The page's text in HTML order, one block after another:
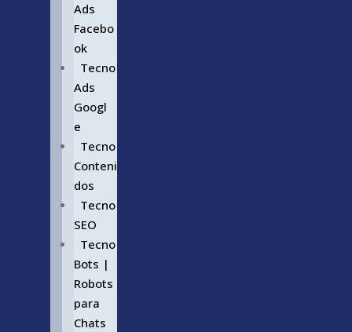
Ads
Facebo
ok
Tecno
Ads
Googl
e
Tecno
Conteni
dos
Tecno
SEO
Tecno
Bots |
Robots
para
Chats